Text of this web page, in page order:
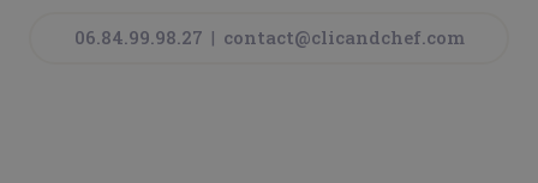
06.84.99.98.27 | contact@clicandchef.com